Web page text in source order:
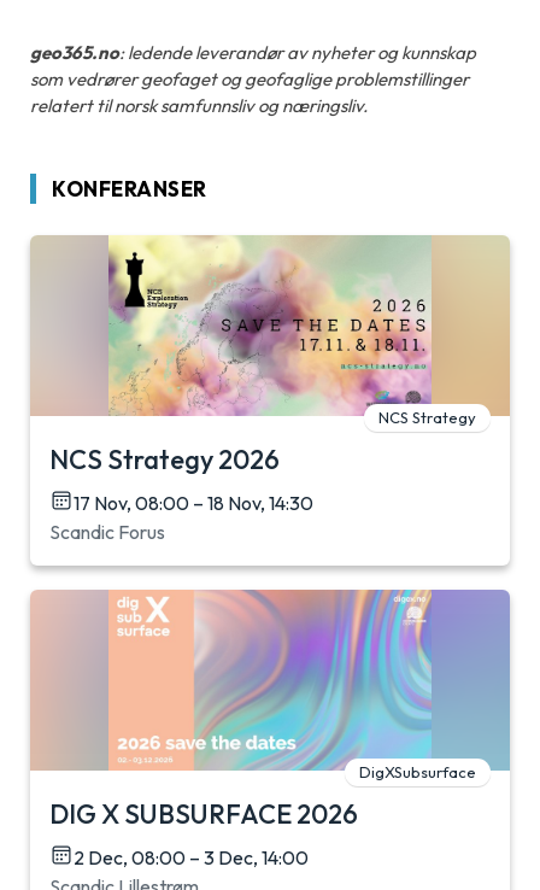
geo365.no: ledende leverandør av nyheter og kunnskap
som vedrører geofaget og geofaglige problemstillinger
relatert til norsk samfunnsliv og næringsliv.
KONFERANSER
NCS Strategy
NCS Strategy 2026
17 Nov, 08:00 – 18 Nov, 14:30
Scandic Forus
DigXSubsurface
DIG X SUBSURFACE 2026
2 Dec, 08:00 – 3 Dec, 14:00